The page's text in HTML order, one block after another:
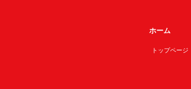
ホーム
トップページ